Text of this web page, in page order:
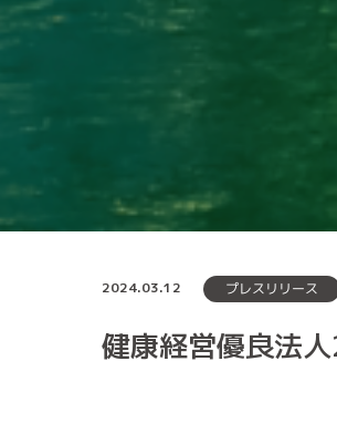
2024.03.12 プレスリリース
健康経営優良法